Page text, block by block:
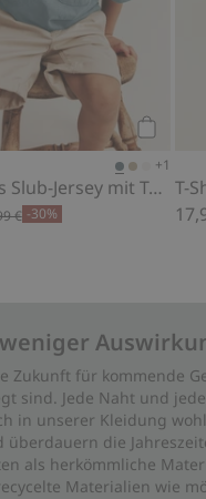
Kaufen
+1
T-Shirt aus Slub-Jersey mit Tasche
€ -30%
Zukunft für kommende
sind. Jede Naht und
in unserer Kleidung
die
als herkömmliche
Materialien wie